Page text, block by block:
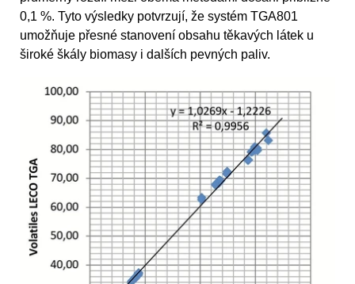
0,1 %. Tyto výsledky potvrzují, že systém TGA801
umožňuje přesné stanovení obsahu těkavých látek u
široké škály biomasy i dalších pevných paliv.